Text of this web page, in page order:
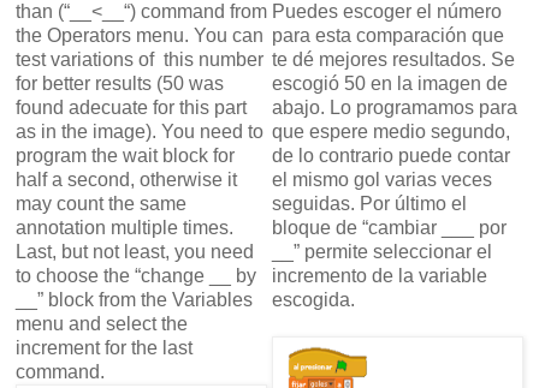
than (“__<__“) command from
the Operators menu. You can
test variations of this number
for better results (50 was
found adecuate for this part
as in the image). You need to
program the wait block for
half a second, otherwise it
may count the same
annotation multiple times.
Last, but not least, you need
to choose the “change __ by
__” block from the Variables
menu and select the
increment for the last
command.
Puedes escoger el número
para esta comparación que
te dé mejores resultados. Se
escogió 50 en la imagen de
abajo. Lo programamos para
que espere medio segundo,
de lo contrario puede contar
el mismo gol varias veces
seguidas. Por último el
bloque de “cambiar ___ por
__” permite seleccionar el
incremento de la variable
escogida.